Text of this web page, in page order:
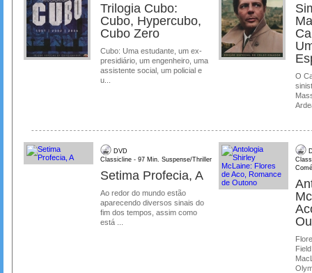
Trilogia Cubo:
Cubo, Hypercubo,
Cubo Zero
Cubo: Uma estudante, um ex-
presidiário, um engenheiro, uma
assistente social, um policial e
u...
O
DVD
Classicline - 97 Min. Suspense/Thriller
Setima Profecia, A
Ao redor do mundo estão
aparecendo diversos sinais do
fim dos tempos, assim como
está ...